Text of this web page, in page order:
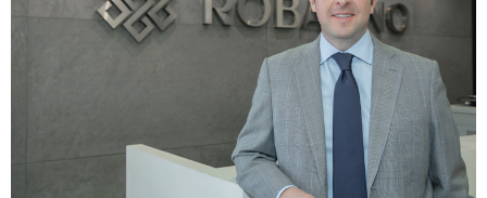
ADRIANA HOYOS DESIGN STUDIO – Especial Interiorismo & Decoración 2026